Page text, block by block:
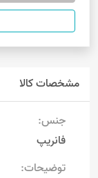
مشخصات کالا
جنس:
فانریپ
توضیحات: